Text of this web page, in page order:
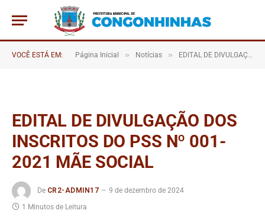
VOCÊ ESTÁ EM: Página Inicial » Notícias » EDITAL DE DIVULGAÇÃO DOS INSCRITOS DO PSS Nº 001/2021 MÃE SOCIAL
EDITAL DE DIVULGAÇÃO DOS
INSCRITOS DO PSS Nº 001-
2021 MÃE SOCIAL
De CR2-ADMIN17
9 de dezembro de 2024
1 Minutos de Leitura